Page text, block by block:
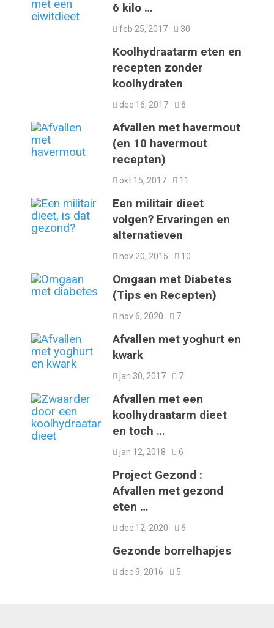
6 kilo …
feb 25, 2017 30
Koolhydraatarm eten en
recepten zonder
koolhydraten
dec 16, 2017 6
Afvallen met havermout
(en 10 havermout
recepten)
okt 15, 2017 11
Een militair dieet
volgen? Ervaringen en
alternatieven
nov 20, 2015 10
Omgaan met Diabetes
(Tips en Recepten)
nov 6, 2020 7
Afvallen met yoghurt en
kwark
jan 30, 2017 7
Afvallen met een
koolhydraatarm dieet
en toch …
jan 12, 2018 6
Project Gezond :
Afvallen met gezond
eten …
dec 12, 2020 6
Gezonde borrelhapjes
dec 9, 2016 5